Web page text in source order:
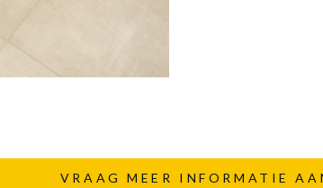
VRAAG MEER INFORMATIE